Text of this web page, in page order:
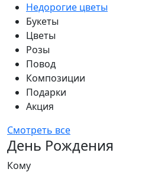
Недорогие цветы
Букеты
Цветы
Розы
Повод
Композиции
Подарки
Акция
Смотреть все
День Рождения
Кому